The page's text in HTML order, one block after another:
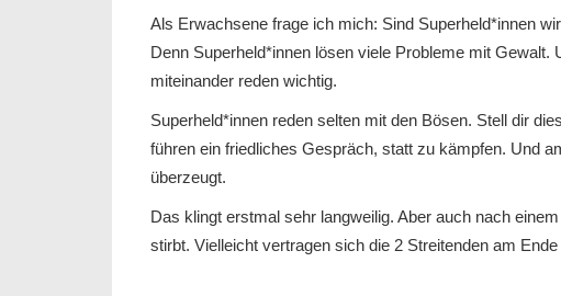
Als Erwachsene frage ich mich: Sind Superheld*innen
Denn Superheld*innen lösen viele Probleme mit Gewalt.
miteinander reden wichtig.
Superheld*innen reden selten mit den Bösen. Stell dir
führen ein friedliches Gespräch, statt zu kämpfen. Und
überzeugt.
Das klingt erstmal sehr langweilig. Aber auch nach
stirbt. Vielleicht vertragen sich die 2 Streitenden am